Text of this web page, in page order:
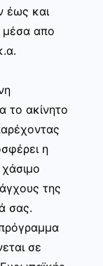
έως και
μέσα απο
το ακίνητο
η
της
σας.
σε